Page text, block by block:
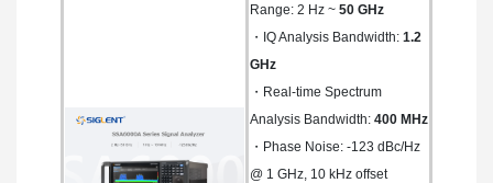
Range: 2 Hz ~ 50 GHz
・IQ Analysis Bandwidth: 1.2
GHz
・Real-time Spectrum
Analysis Bandwidth: 400 MHz
・Phase Noise: -123 dBc/Hz
@ 1 GHz, 10 kHz offset